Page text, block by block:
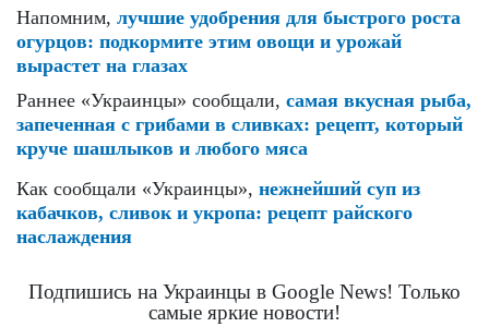
Напомним, лучшие удобрения для быстрого роста
огурцов: подкормите этим овощи и урожай
вырастет на глазах
Раннее «Украинцы» сообщали, самая вкусная рыба,
запеченная с грибами в сливках: рецепт, который
круче шашлыков и любого мяса
Как сообщали «Украинцы», нежнейший суп из
кабачков, сливок и укропа: рецепт райского
наслаждения
Подпишись на Украинцы в Google News! Только
самые яркие новости!